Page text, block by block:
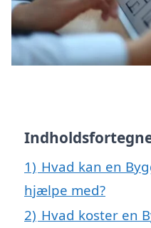
1) Hvad kan en
hjælpe med?
2) Hvad koster en